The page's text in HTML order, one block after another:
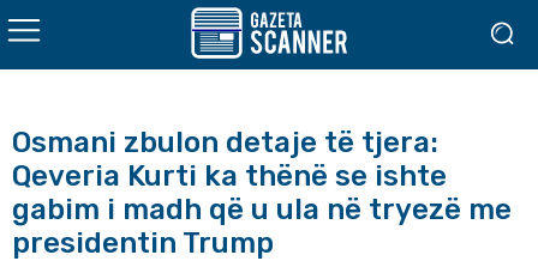
Osmani zbulon detaje të tjera:
Qeveria Kurti ka thënë se ishte
gabim i madh që u ula në tryezë me
presidentin Trump